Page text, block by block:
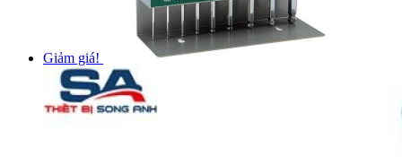
Giảm giá!